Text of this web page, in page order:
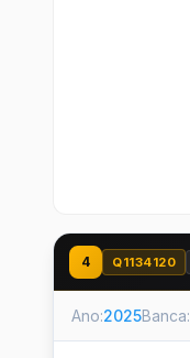
4 Q1134120
Ano:2025Banca: